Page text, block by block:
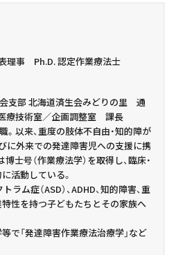
理事 Ph.D. 認定作業療法士
支部 北海道済生会みどりの里 通
療技術室／企画調整室 課長
。以来、重度の肢体不自由・知的障が
に外来での発達障害児への支援に携
士号（作業療法学）を取得し、臨床・
活動している。
ム症（ASD）、ADHD、知的障害、重
性を持つ子どもたちとその家族へ
で「発達障害作業療法治療学」など